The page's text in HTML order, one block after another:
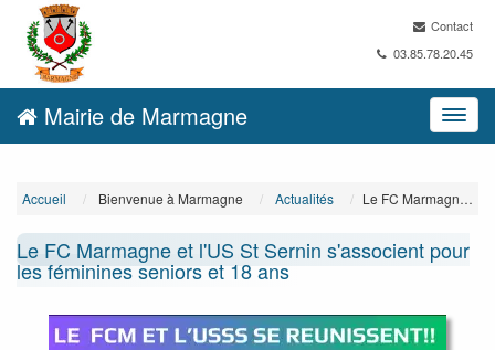
Contact
03.85.78.20.45
Mairie de Marmagne
Accueil Bienvenue à Marmagne Actualités Le FC Marmagne et l'US St Sernin s'associent pour les féminines seniors et 18 ans
Le FC Marmagne et l'US St Sernin s'associent pour
les féminines seniors et 18 ans